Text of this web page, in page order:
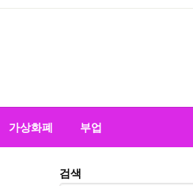
가상화폐 부업
검색